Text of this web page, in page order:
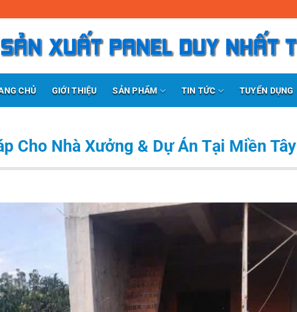
CHỦ GIỚI THIỆU SẢN PHẨM TIN TỨC TUYỂN DỤNG
Cho Nhà Xưởng & Dự Án Tại Miền Tây